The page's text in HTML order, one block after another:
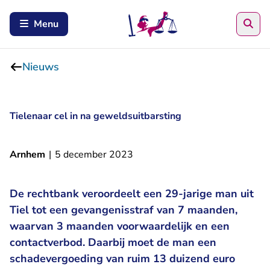
Menu
Nieuws
Tielenaar cel in na geweldsuitbarsting
Arnhem | 5 december 2023
De rechtbank veroordeelt een 29-jarige man uit
Tiel tot een gevangenisstraf van 7 maanden,
waarvan 3 maanden voorwaardelijk en een
contactverbod. Daarbij moet de man een
schadevergoeding van ruim 13 duizend euro